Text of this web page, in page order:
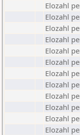
Elozahl
Elozahl
Elozahl
Elozahl
Elozahl
Elozahl
Elozahl
Elozahl
Elozahl
Elozahl
Elozahl
Elozahl